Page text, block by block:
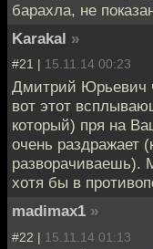
барахла, не
Karakal »
#21 | 15.11.14 00:23
Дмитрий Юрьевич
вот этот
который) пря на
очень раздражает
разворачиваешь).
хотя бы в
madimax1 »
#22 | 15.11.14 01:13